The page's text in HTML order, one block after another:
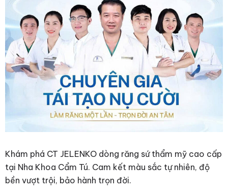
Khám phá CT JELENKO dòng răng sứ thẩm mỹ cao cấp
tại Nha Khoa Cẩm Tú. Cam kết màu sắc tự nhiên, độ
bền vượt trội, bảo hành trọn đời.